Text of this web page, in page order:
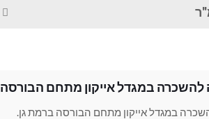
במגדל אייקון מתחם הבורסה
במגדל אייקון מתחם הבורסה ברמת גן.